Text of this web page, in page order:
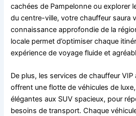
cachées de Pampelonne ou explorer
du centre-ville, votre chauffeur saura
connaissance approfondie de la
locale permet d’optimiser chaque
expérience de voyage fluide et
De plus, les services de chauffeur VIP
offrent une flotte de véhicules de
élégantes aux SUV spacieux, pour
besoins de transport. Chaque